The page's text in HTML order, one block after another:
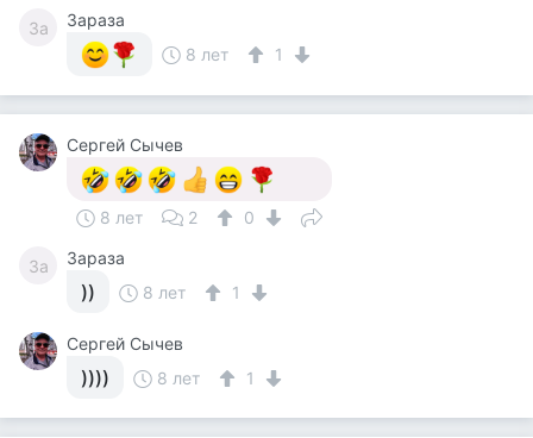
За
Зараза
8 лет
1
Сергей Сычев
8 лет 2 0
За Зараза
)) 8 лет 1
Сергей Сычев
)))) 8 лет 1